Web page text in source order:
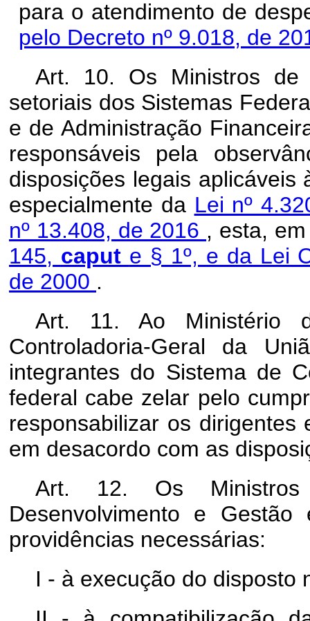
para o atendimento de
pelo Decreto nº 9.018, de
Art. 10. Os Ministros de
setoriais dos Sistemas
e de Administração
responsáveis pela
disposições legais
especialmente da Lei nº
nº 13.408, de 2016 , esta,
145, caput e § 1º, e da Lei
de 2000 .
Art. 11. Ao Ministério
Controladoria-Geral da
integrantes do Sistema de
federal cabe zelar pelo
responsabilizar os
em desacordo com as
Art. 12. Os Ministros
Desenvolvimento e
providências necessárias:
I - à execução do disposto